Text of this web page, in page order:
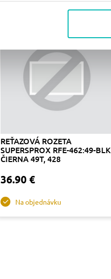
REŤAZOVÁ ROZETA
SUPERSPROX RFE-462:49-BLK
ČIERNA 49T, 428
36.90 €
Na objednávku